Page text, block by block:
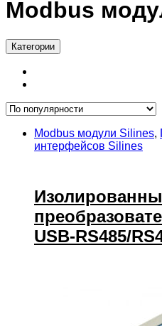
Modbus
Категории
Modbus модули Silines,
интерфейсов Silines
USB-RS485/